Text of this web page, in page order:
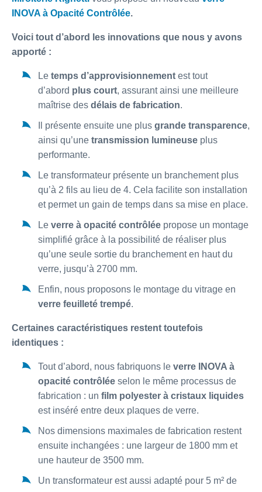
INOVA à Opacité Contrôlée.
Voici tout d’abord les innovations que nous y avons
apporté :
Le temps d’approvisionnement est tout
d’abord plus court, assurant ainsi une meilleure
maîtrise des délais de fabrication.
Il présente ensuite une plus grande transparence,
ainsi qu’une transmission lumineuse plus
performante.
Le transformateur présente un branchement plus
qu’à 2 fils au lieu de 4. Cela facilite son installation
et permet un gain de temps dans sa mise en place.
Le verre à opacité contrôlée propose un montage
simplifié grâce à la possibilité de réaliser plus
qu’une seule sortie du branchement en haut du
verre, jusqu’à 2700 mm.
Enfin, nous proposons le montage du vitrage en
verre feuilleté trempé.
Certaines caractéristiques restent toutefois
identiques :
Tout d’abord, nous fabriquons le verre INOVA à
opacité contrôlée selon le même processus de
fabrication : un film polyester à cristaux liquides
est inséré entre deux plaques de verre.
Nos dimensions maximales de fabrication restent
ensuite inchangées : une largeur de 1800 mm et
une hauteur de 3500 mm.
Un transformateur est aussi adapté pour 5 m² de